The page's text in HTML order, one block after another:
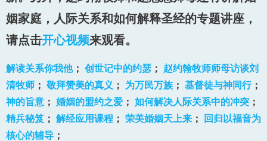
其他语言
姻家庭，人际关系和如何解释圣经的专题讲座，
请点击开心视频来观看。
解读关系你我他； 创世记中的约瑟 ； 赵约翰牧师师母访谈刘
清牧师 ； 敬拜赞美的真义 ； 为万民万族 ； 基督徒与神同行；
神的旨意 ； 婚姻的盟约之爱 ； 如何解决人际关系中的冲突 ；
精兵秘笈 ； 解经应用课程 ； 荣美婚姻天上来 ；
回归以福音为
核心的辅导 ；